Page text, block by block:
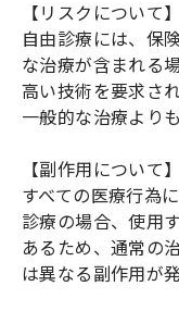
【リスクについて】
自由診療には、保
な治療が含まれる
高い技術を要求さ
一般的な治療より
【副作用について】
すべての医療行為
診療の場合、使用
あるため、通常の
は異なる副作用が